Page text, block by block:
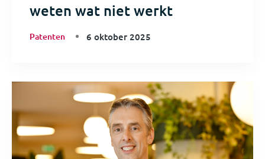
weten wat niet werkt
Patenten 6 oktober 2025